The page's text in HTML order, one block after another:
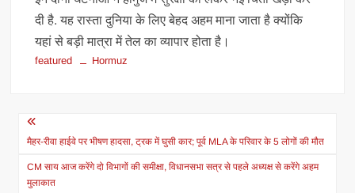
दी है. यह रास्ता दुनिया के लिए बेहद अहम माना जाता है क्योंकि
यहां से बड़ी मात्रा में तेल का व्यापार होता है।
featured Hormuz
Post
navigation
मैहर-रीवा हाईवे पर भीषण हादसा, ट्रक में घुसी कार; पूर्व MLA के परिवार के 5 लोगों की मौत
CM साय आज करेंगे दो विभागों की समीक्षा, विधानसभा सत्र से पहले अध्यक्ष से करेंगे अहम
मुलाकात